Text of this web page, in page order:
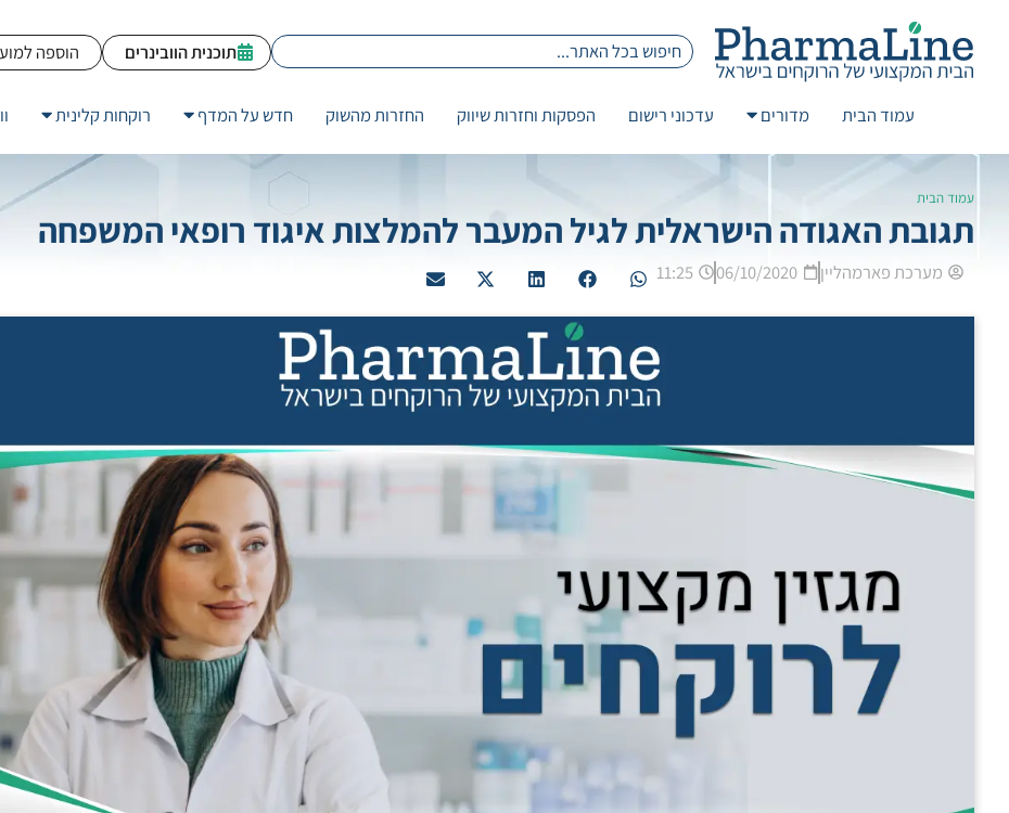
הוספה תוכנית הוובינרים
עמוד הבית מדורים עדכוני רישום הפסקות וחזרות שיווק החזרות מהשוק חדש על המדף רוקחות קלינית
עמוד הבית
תגובת האגודה הישראלית לגיל המעבר להמלצות איגוד רופאי המשפחה
מערכת פארמהליין 06/10/2020
11:25